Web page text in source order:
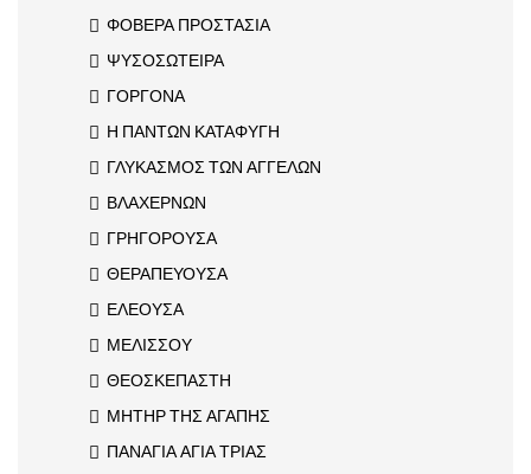
ΦΟΒΕΡΑ ΠΡΟΣΤΑΣΙΑ
ΨΥΣΟΣΩΤΕΙΡΑ
ΓΟΡΓΟΝΑ
Η ΠΑΝΤΩΝ ΚΑΤΑΦΥΓΗ
ΓΛΥΚΑΣΜΟΣ ΤΩΝ ΑΓΓΕΛΩΝ
ΒΛΑΧΕΡΝΩΝ
ΓΡΗΓΟΡΟΥΣΑ
ΘΕΡΑΠΕΥΟΥΣΑ
ΕΛΕΟΥΣΑ
ΜΕΛΙΣΣΟΥ
ΘΕΟΣΚΕΠΑΣΤΗ
ΜΗΤΗΡ ΤΗΣ ΑΓΑΠΗΣ
ΠΑΝΑΓΙΑ ΑΓΙΑ ΤΡΙΑΣ